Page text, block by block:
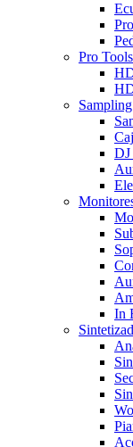
Pro Tools
DJ
In